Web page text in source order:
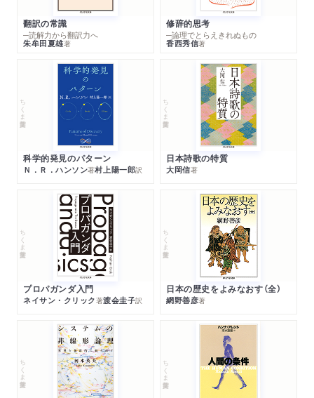
翻訳の常識
─読解力から翻訳力へ
朱牟田夏雄著
修辞的思考
─論理でとらえきれぬもの
香西秀信著
ちくま学芸文庫
科学的発見のパターン
Ｎ．Ｒ．ハンソン著村上陽一郎訳
ちくま学芸文庫
日本詩歌の特質
大岡信著
ちくま学芸文庫
プロパガンダ入門
ネイサン・クリック著渡会圭子訳
ちくま学芸文庫
日本の歴史をよみなおす（全）
網野善彦著
ちくま学芸文庫 ちくま学芸文庫